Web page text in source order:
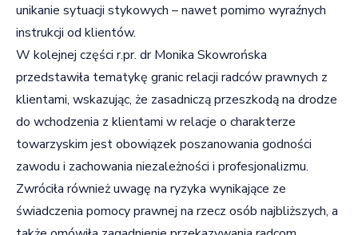
unikanie sytuacji stykowych – nawet pomimo wyraźnych
instrukcji od klientów.
W kolejnej części r.pr. dr Monika Skowrońska
przedstawiła tematykę granic relacji radców prawnych z
klientami, wskazując, że zasadniczą przeszkodą na drodze
do wchodzenia z klientami w relacje o charakterze
towarzyskim jest obowiązek poszanowania godności
zawodu i zachowania niezależności i profesjonalizmu.
Zwróciła również uwagę na ryzyka wynikające ze
świadczenia pomocy prawnej na rzecz osób najbliższych, a